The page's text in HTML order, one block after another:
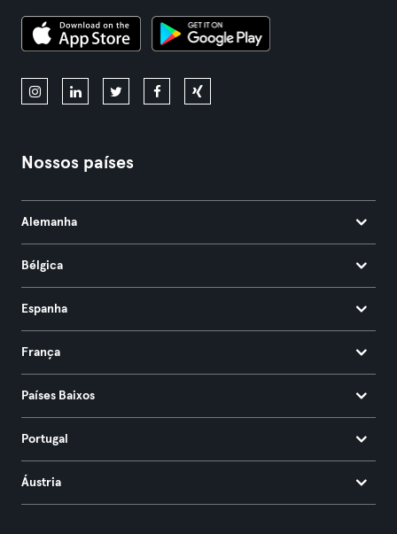
Nossos países
Alemanha
Bélgica
Espanha
França
Países Baixos
Portugal
Áustria